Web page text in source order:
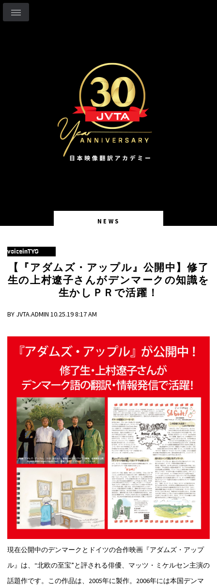
NEWS
voiceinTYO
【『アダムズ・アップル』公開中】修了
生の上村遼子さんがデンマークの知識を
生かしＰＲで活躍！
BY JVTA.ADMIN 10.25.19 8:17 AM
現在公開中のデンマークとドイツの合作映画『アダムズ・アップ
ル』は、“北欧の至宝”と評される俳優、マッツ・ミケルセン主演の
話題作です。この作品は、2005年に製作。2006年には本国デンマ